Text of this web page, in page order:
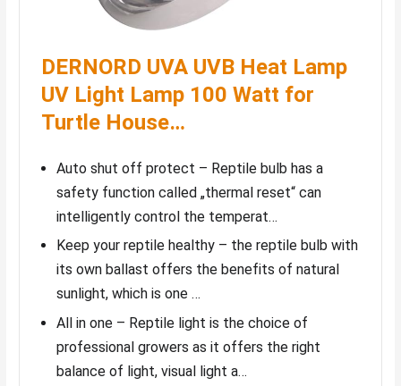
DERNORD UVA UVB Heat Lamp
UV Light Lamp 100 Watt for
Turtle House…
Auto shut off protect – Reptile bulb has a
safety function called „thermal reset“ can
intelligently control the temperat…
Keep your reptile healthy – the reptile bulb with
its own ballast offers the benefits of natural
sunlight, which is one …
All in one – Reptile light is the choice of
professional growers as it offers the right
balance of light, visual light a…